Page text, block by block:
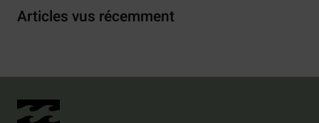
Articles vus récemment